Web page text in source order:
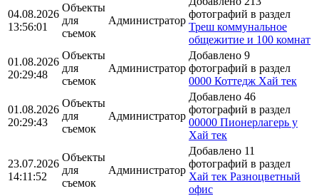
04.08.2026
13:56:01
Объекты
для
съемок
Администратор
фотографий в раздел
Треш коммунальное
общежитие и 100 комнат
01.08.2026
20:29:48
Объекты
для
съемок
Администратор
Добавлено 9
фотографий в раздел
0000 Коттедж Хай тек
01.08.2026
20:29:43
Объекты
для
съемок
Администратор
Добавлено 46
фотографий в раздел
00000 Пионерлагерь у
Хай тек
23.07.2026
14:11:52
Объекты
для
съемок
Администратор
Добавлено 11
фотографий в раздел
Хай тек Разноцветный
офис